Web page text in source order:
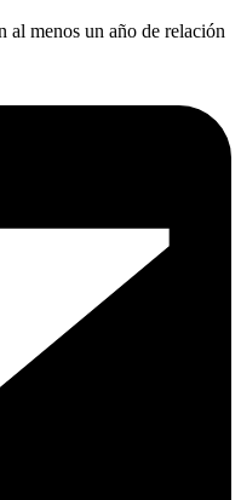
al menos un año de relación